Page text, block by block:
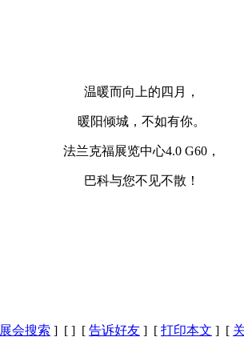
温暖而向上的四月，
暖阳倾城，不如有你。
法兰克福展览中心4.0 G60，
巴科与您不见不散！
展会搜索 ] [ ] [ 告诉好友 ] [ 打印本文 ] [